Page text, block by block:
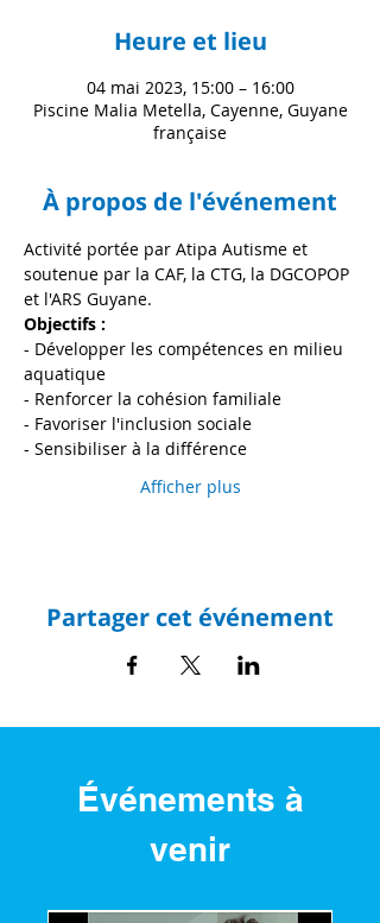
Heure et lieu
04 mai 2023, 15:00 – 16:00
Piscine Malia Metella, Cayenne, Guyane
française
À propos de l'événement
Activité portée par Atipa Autisme et
soutenue par la CAF, la CTG, la DGCOPOP
et l'ARS Guyane.
Objectifs :
- Développer les compétences en milieu
aquatique
- Renforcer la cohésion familiale
- Favoriser l'inclusion sociale
- Sensibiliser à la différence
Afficher plus
Partager cet événement
Événements à
venir